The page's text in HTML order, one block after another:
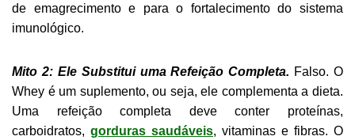
de emagrecimento e para o fortalecimento do sistema
imunológico.
Mito 2: Ele Substitui uma Refeição Completa. Falso. O
Whey é um suplemento, ou seja, ele complementa a dieta.
Uma refeição completa deve conter proteínas,
carboidratos, gorduras saudáveis, vitaminas e fibras. O